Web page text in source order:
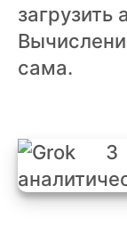
загрузить
сама.